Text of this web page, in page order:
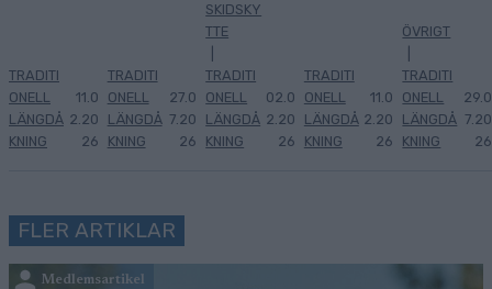
TRADITI
ONELL
LÄNGDÅ
KNING
11.0
2.20
26
TRADITI
ONELL
LÄNGDÅ
KNING
27.0
7.20
26
SKIDSKY
TTE
TRADITI
ONELL
LÄNGDÅ
KNING
02.0
2.20
26
TRADITI
ONELL
LÄNGDÅ
KNING
11.0
2.20
26
ÖVRIGT
TRADITI
ONELL
LÄNGDÅ
KNING
29.0
7.20
26
FLER ARTIKLAR
Medlemsartikel